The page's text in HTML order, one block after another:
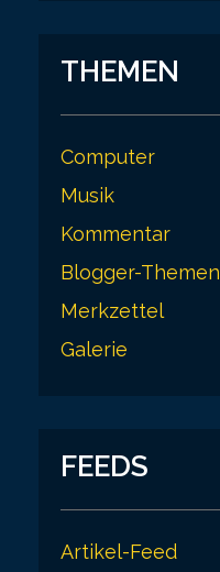
THEMEN
Computer
Musik
Kommentar
Blogger-Themen
Merkzettel
Galerie
FEEDS
Artikel-Feed